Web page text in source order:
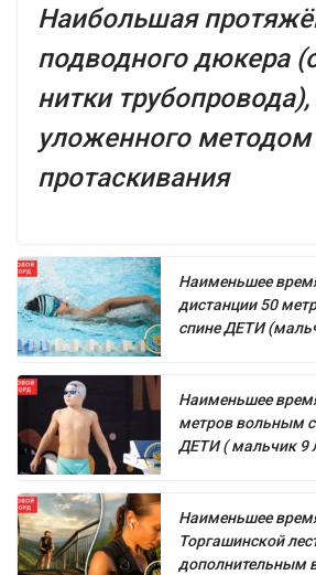
Наибольшая
подводного дюкера
нитки трубопровода),
уложенного методом
протаскивания
Наименьшее
дистанции 50
спине ДЕТИ
Наименьшее
метров вольным
ДЕТИ ( мальчик 9
Наименьшее
Торгашинской
дополнительным